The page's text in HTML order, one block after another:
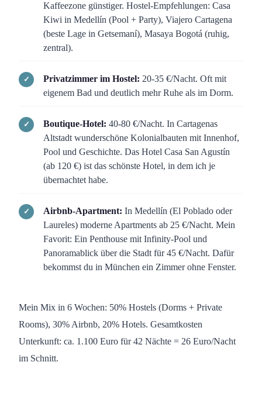
Kaffeezone günstiger. Hostel-Empfehlungen: Casa
Kiwi in Medellín (Pool + Party), Viajero Cartagena
(beste Lage in Getsemaní), Masaya Bogotá (ruhig,
zentral).
Privatzimmer im Hostel: 20-35 €/Nacht. Oft mit
eigenem Bad und deutlich mehr Ruhe als im Dorm.
Boutique-Hotel: 40-80 €/Nacht. In Cartagenas
Altstadt wunderschöne Kolonialbauten mit Innenhof,
Pool und Geschichte. Das Hotel Casa San Agustín
(ab 120 €) ist das schönste Hotel, in dem ich je
übernachtet habe.
Airbnb-Apartment: In Medellín (El Poblado oder
Laureles) moderne Apartments ab 25 €/Nacht. Mein
Favorit: Ein Penthouse mit Infinity-Pool und
Panoramablick über die Stadt für 45 €/Nacht. Dafür
bekommst du in München ein Zimmer ohne Fenster.
Mein Mix in 6 Wochen: 50% Hostels (Dorms + Private
Rooms), 30% Airbnb, 20% Hotels. Gesamtkosten
Unterkunft: ca. 1.100 Euro für 42 Nächte = 26 Euro/Nacht
im Schnitt.